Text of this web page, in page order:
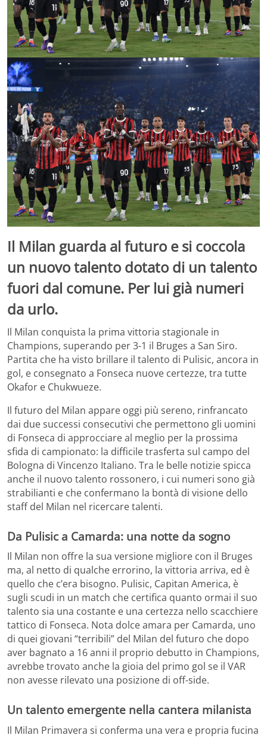
Il Milan guarda al futuro e si coccola
un nuovo talento dotato di un talento
fuori dal comune. Per lui già numeri
da urlo.
Il Milan conquista la prima vittoria stagionale in
Champions, superando per 3-1 il Bruges a San Siro.
Partita che ha visto brillare il talento di Pulisic, ancora in
gol, e consegnato a Fonseca nuove certezze, tra tutte
Okafor e Chukwueze.
Il futuro del Milan appare oggi più sereno, rinfrancato
dai due successi consecutivi che permettono gli uomini
di Fonseca di approcciare al meglio per la prossima
sfida di campionato: la difficile trasferta sul campo del
Bologna di Vincenzo Italiano. Tra le belle notizie spicca
anche il nuovo talento rossonero, i cui numeri sono già
strabilianti e che confermano la bontà di visione dello
staff del Milan nel ricercare talenti.
Da Pulisic a Camarda: una notte da sogno
Il Milan non offre la sua versione migliore con il Bruges
ma, al netto di qualche errorino, la vittoria arriva, ed è
quello che c’era bisogno. Pulisic, Capitan America, è
sugli scudi in un match che certifica quanto ormai il suo
talento sia una costante e una certezza nello scacchiere
tattico di Fonseca. Nota dolce amara per Camarda, uno
di quei giovani “terribili” del Milan del futuro che dopo
aver bagnato a 16 anni il proprio debutto in Champions,
avrebbe trovato anche la gioia del primo gol se il VAR
non avesse rilevato una posizione di off-side.
Un talento emergente nella cantera milanista
Il Milan Primavera si conferma una vera e propria fucina